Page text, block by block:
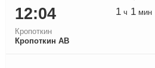
12:04
Кропоткин
Кропоткин АВ
1ч 1мин